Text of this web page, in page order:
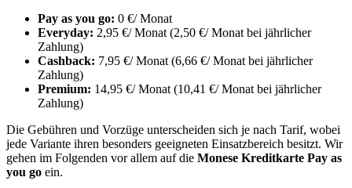
Pay as you go: 0 €/ Monat
Everyday: 2,95 €/ Monat (2,50 €/ Monat bei jährlicher
Zahlung)
Cashback: 7,95 €/ Monat (6,66 €/ Monat bei jährlicher
Zahlung)
Premium: 14,95 €/ Monat (10,41 €/ Monat bei jährlicher
Zahlung)
Die Gebühren und Vorzüge unterscheiden sich je nach Tarif, wobei
jede Variante ihren besonders geeigneten Einsatzbereich besitzt. Wir
gehen im Folgenden vor allem auf die Monese Kreditkarte Pay as
you go ein.